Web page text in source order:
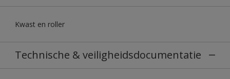
Kwast en roller
Technische & veiligheidsdocumentatie